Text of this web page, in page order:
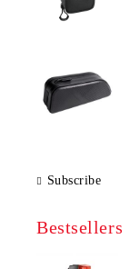
Subscribe
Bestsellers